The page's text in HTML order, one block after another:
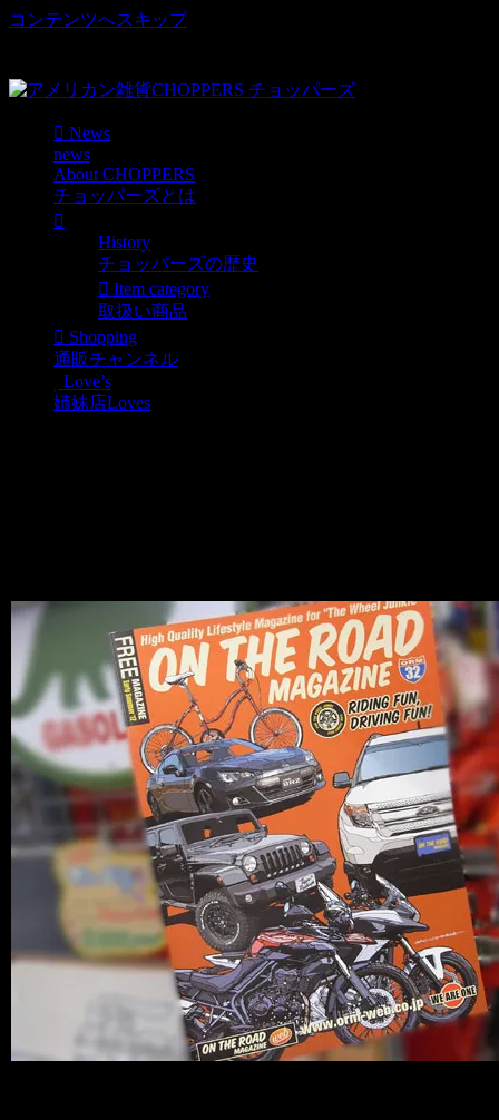
コンテンツへスキップ
News
news
About CHOPPERS
チョッパーズとは
History
チョッパーズの歴史
Item category
取扱い商品
Shopping
通販チャンネル
Love’s
姉妹店Loves